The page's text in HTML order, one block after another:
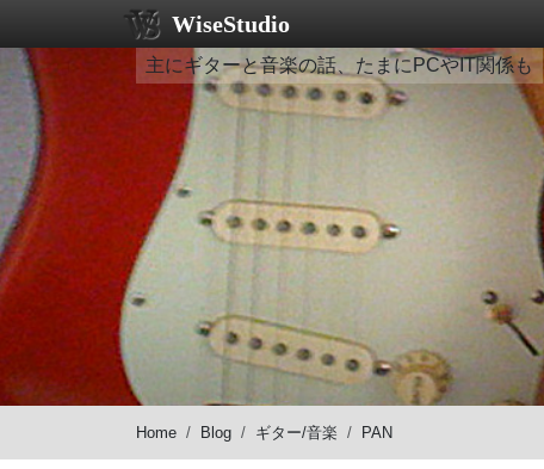
WiseStudio
主にギターと音楽の話、たまにPCやIT関係も
Home Blog ギター/音楽 PAN